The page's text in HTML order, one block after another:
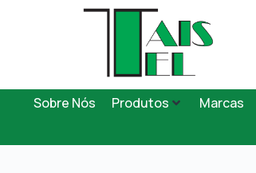
Sobre Nós Produtos Marcas